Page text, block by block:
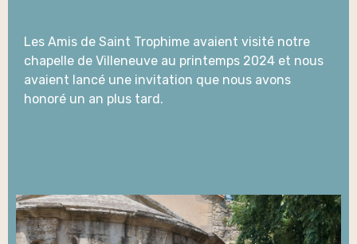
Les Amis de Saint Trophime avaient visité notre
chapelle de Villeneuve au printemps 2024 et nous
avaient lancé une invitation que nous avons
honoré un an plus tard.